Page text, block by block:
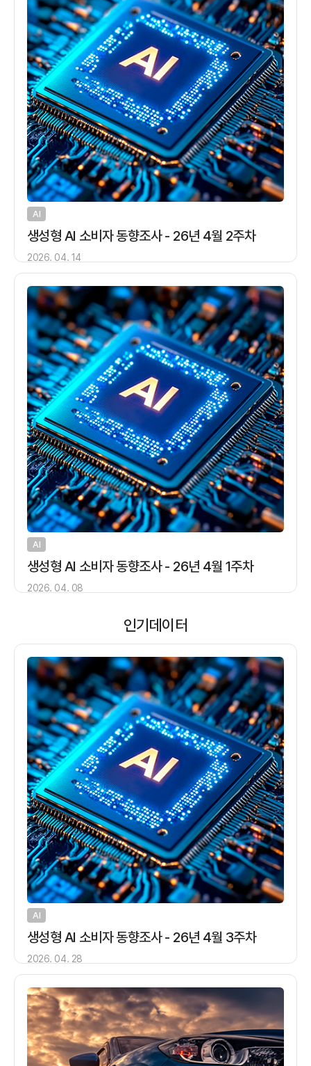
AI
생성형 AI 소비자 동향조사 - 26년 4월 2주차
2026. 04. 14
AI
생성형 AI 소비자 동향조사 - 26년 4월 1주차
2026. 04. 08
인기데이터
AI
생성형 AI 소비자 동향조사 - 26년 4월 3주차
2026. 04. 28